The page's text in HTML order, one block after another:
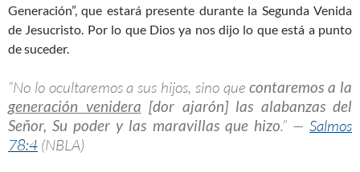
Generación”, que estará presente durante la Segunda Venida
de Jesucristo. Por lo que Dios ya nos dijo lo que está a punto
de suceder.
“No lo ocultaremos a sus hijos, sino quecontaremos a la
generación venidera [dor ajarón] las alabanzas del
Señor, Su poder y las maravillas que hizo.” —Salmos
78:4 (NBLA)